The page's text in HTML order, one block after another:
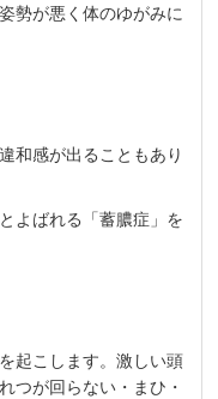
勢が悪く体のゆがみに
和感が出ることもあり
よばれる「蓄膿症」を
起こします。激しい頭
つが回らない・まひ・